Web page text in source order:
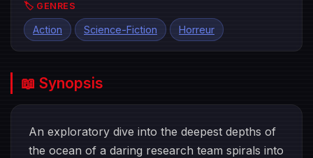
🏷️ GENRES
Action Science-Fiction Horreur
📖 Synopsis
An exploratory dive into the deepest depths of
the ocean of a daring research team spirals into